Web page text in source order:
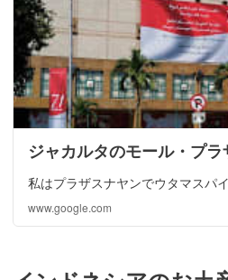
ジャカルタのモール・プ
私はプラザスナヤンでウタマスパ
www.google.com